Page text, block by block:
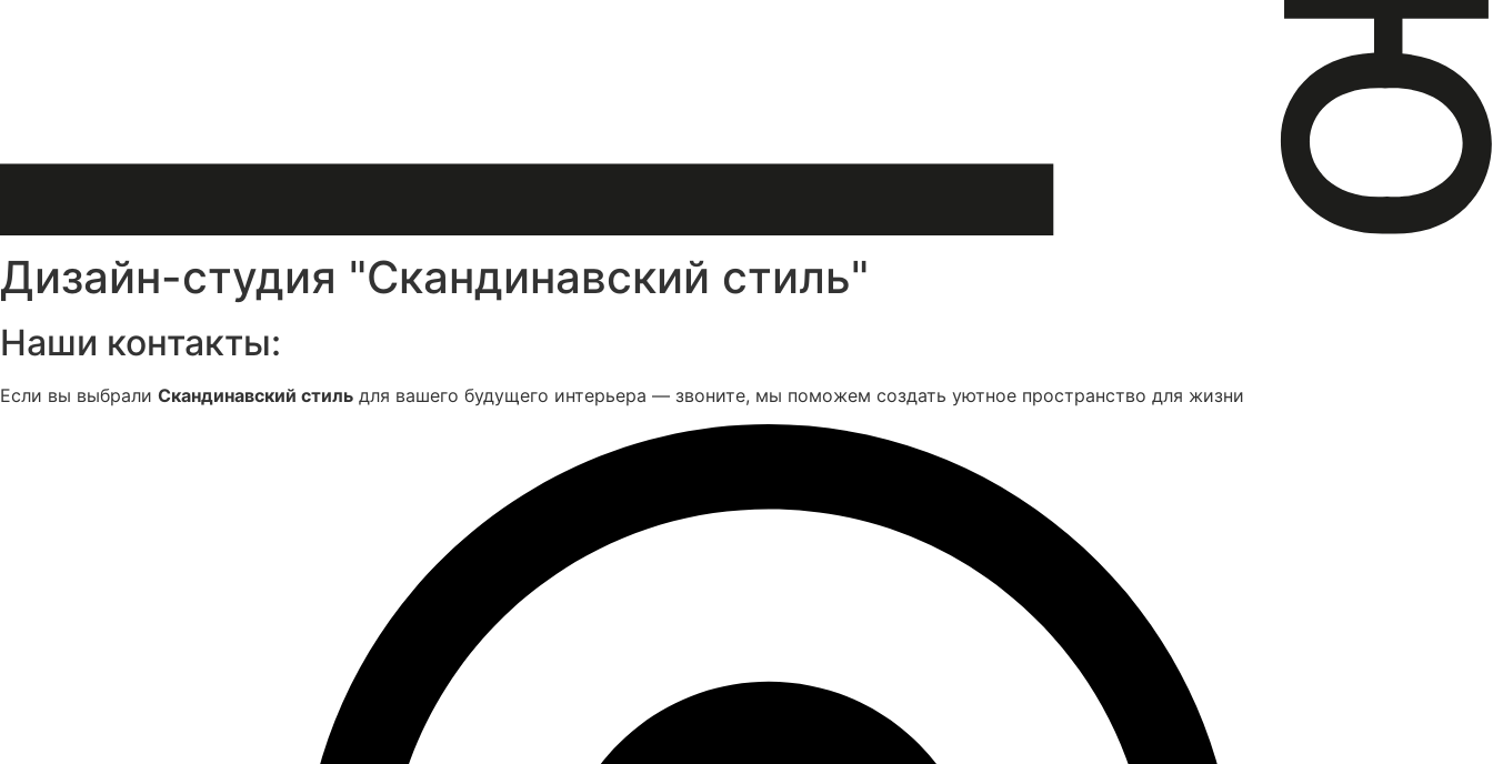
Дизайн-студия "Скандинавский стиль"
Наши контакты:
Если вы выбрали Скандинавский стиль для вашего будущего интерьера — звоните, мы поможем создать уютное пространство для жизни